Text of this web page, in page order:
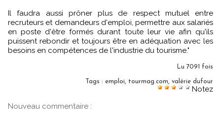
Il faudra aussi prôner plus de respect mutuel entre
recruteurs et demandeurs d'emploi, permettre aux salariés
en poste d'être formés durant toute leur vie afin qu'ils
puissent rebondir et toujours être en adéquation avec les
besoins en compétences de l'industrie du tourisme."
Lu 7091 fois
Tags : emploi, tourmag.com, valérie dufour
Notez
Nouveau commentaire :